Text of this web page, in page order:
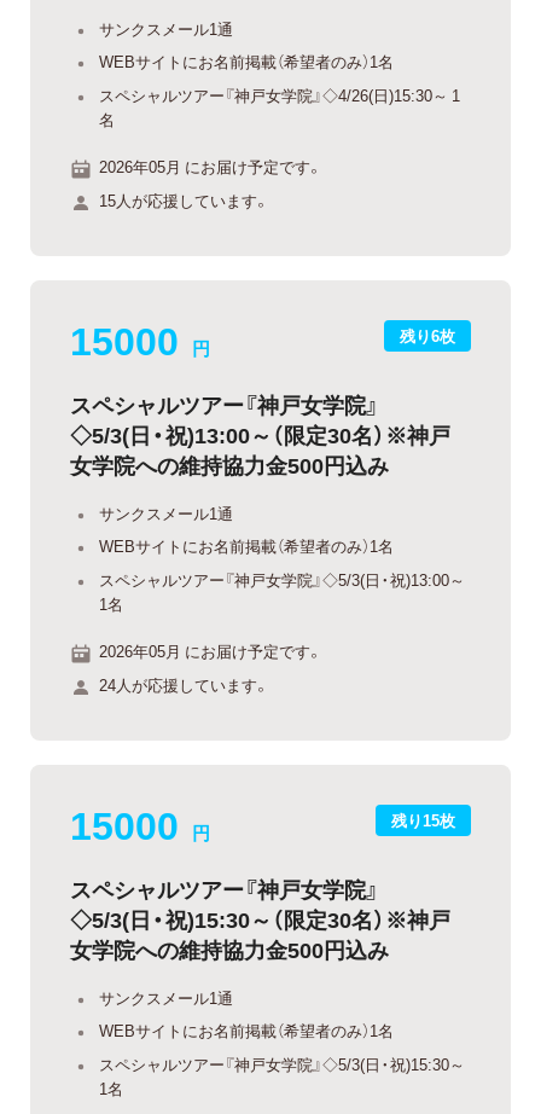
サンクスメール1通
WEBサイトにお名前掲載（希望者のみ）1名
スペシャルツアー『神戸女学院』◇4/26(日)15:30～ 1
名
2026年05月 にお届け予定です。
15人が応援しています。
残り6枚
15000 円
スペシャルツアー『神戸女学院』
◇5/3(日・祝)13:00～（限定30名）※神戸
女学院への維持協力金500円込み
サンクスメール1通
WEBサイトにお名前掲載（希望者のみ）1名
スペシャルツアー『神戸女学院』◇5/3(日・祝)13:00～
1名
2026年05月 にお届け予定です。
24人が応援しています。
残り15枚
15000 円
スペシャルツアー『神戸女学院』
◇5/3(日・祝)15:30～（限定30名）※神戸
女学院への維持協力金500円込み
サンクスメール1通
WEBサイトにお名前掲載（希望者のみ）1名
スペシャルツアー『神戸女学院』◇5/3(日・祝)15:30～
1名